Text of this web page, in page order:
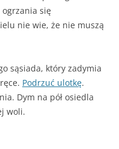
się
nie wie, że nie muszą
sąsiada, który zadymia
Podrzuć ulotkę.
Dym na pół osiedla
woli.